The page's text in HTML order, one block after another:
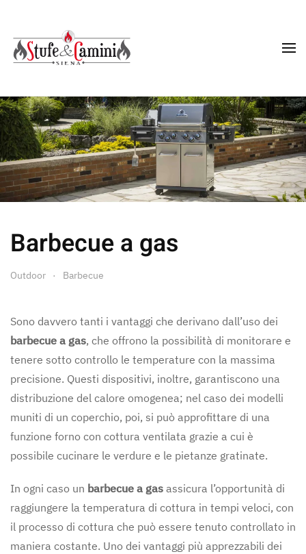
Skip
to
Barbecue a gas
Outdoor Barbecue
Sono davvero tanti i vantaggi che derivano dall’uso dei
barbecue a gas, che offrono la possibilità di monitorare e
tenere sotto controllo le temperature con la massima
precisione. Questi dispositivi, inoltre, garantiscono una
distribuzione del calore omogenea; nel caso dei modelli
muniti di un coperchio, poi, si può approfittare di una
funzione forno con cottura ventilata grazie a cui è
possibile cucinare le verdure e le pietanze gratinate.
In ogni caso un barbecue a gas assicura l’opportunità di
raggiungere la temperatura di cottura in tempi veloci, con
il processo di cottura che può essere tenuto controllato in
maniera costante. Uno dei vantaggi più apprezzabili dei